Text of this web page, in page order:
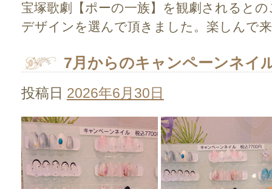
宝塚歌劇【ポーの一族】を観劇されると
デザインを選んで頂きました。楽しんで
7月からのキャンペーンネイ
投稿日 2026年6月30日